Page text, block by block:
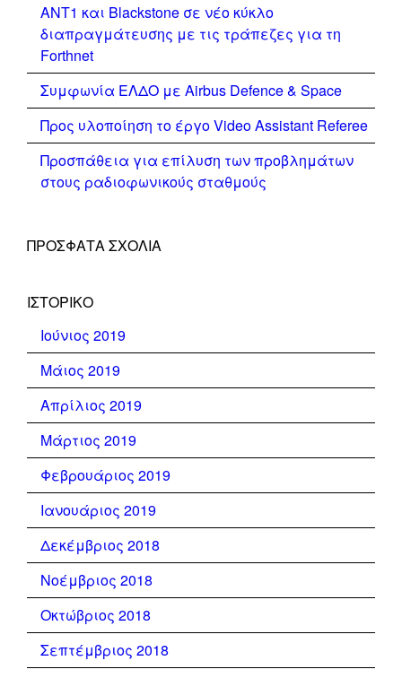
ΑΝΤ1 και Blackstone σε νέο κύκλο
διαπραγμάτευσης με τις τράπεζες για τη
Forthnet
Συμφωνία ΕΛΔΟ με Airbus Defence & Space
Προς υλοποίηση το έργο Video Assistant Referee
Προσπάθεια για επίλυση των προβλημάτων
στους ραδιοφωνικούς σταθμούς
ΠΡΌΣΦΑΤΑ ΣΧΌΛΙΑ
ΙΣΤΟΡΙΚΌ
Ιούνιος 2019
Μάιος 2019
Απρίλιος 2019
Μάρτιος 2019
Φεβρουάριος 2019
Ιανουάριος 2019
Δεκέμβριος 2018
Νοέμβριος 2018
Οκτώβριος 2018
Σεπτέμβριος 2018